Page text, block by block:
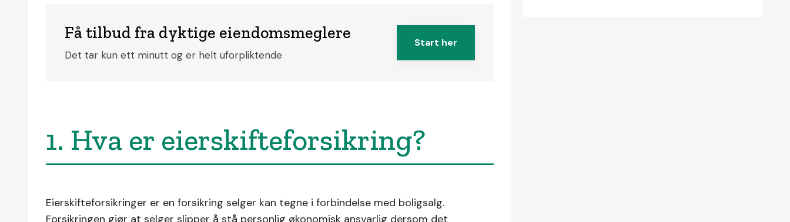
Få tilbud fra dyktige eiendomsmeglere
Det tar kun ett minutt og er helt uforpliktende
Start her
1. Hva er eierskifteforsikring?
Eierskifteforsikringer er en forsikring selger kan tegne i forbindelse med boligsalg.
Forsikringen gjør at selger slipper å stå personlig økonomisk ansvarlig dersom det